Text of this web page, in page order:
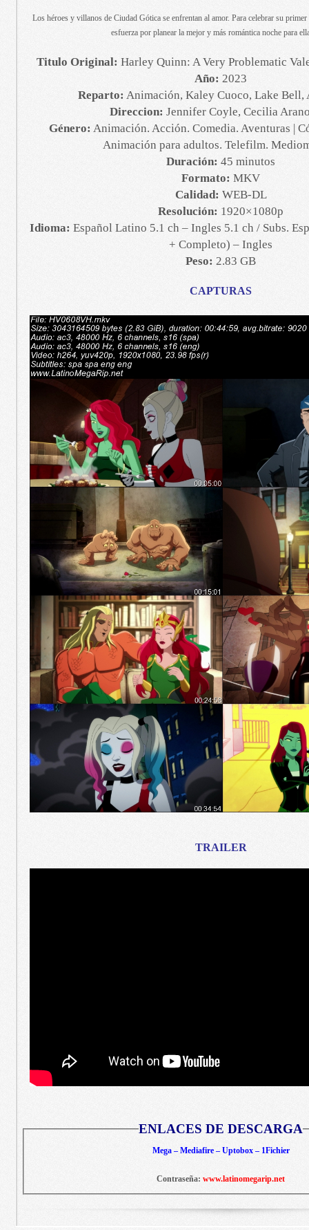
Los héroes y villanos de Ciudad Gótica se enfrentan al amor. Para celebrar su
esfuerza por planear la mejor y más romántica noche para
Titulo Original: Harley Quinn: A Very Problematic
Año: 2023
Reparto: Animación, Kaley Cuoco, Lake Bell,
Direccion: Jennifer Coyle, Cecilia
Género: Animación. Acción. Comedia. Aventuras |
Animación para adultos. Telefilm.
Duración: 45 minutos
Formato: MKV
Calidad: WEB-DL
Resolución: 1920×1080p
Idioma: Español Latino 5.1 ch – Ingles 5.1 ch / Subs.
+ Completo) – Ingles
Peso: 2.83 GB
CAPTURAS
TRAILER
ENLACES DE DESCARGA
Mega – Mediafire – Uptobox – 1Fichier
Contraseña: www.latinomegarip.net